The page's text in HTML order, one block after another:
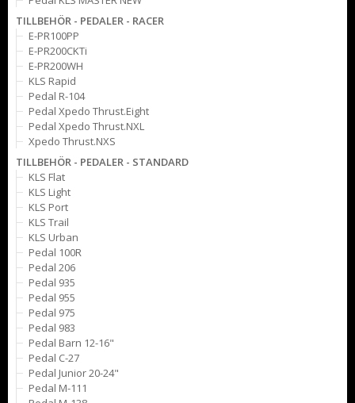
TILLBEHÖR - PEDALER - RACER
E-PR100PP
E-PR200CKTi
E-PR200WH
KLS Rapid
Pedal R-104
Pedal Xpedo Thrust.Eight
Pedal Xpedo Thrust.NXL
Xpedo Thrust.NXS
TILLBEHÖR - PEDALER - STANDARD
KLS Flat
KLS Light
KLS Port
KLS Trail
KLS Urban
Pedal 100R
Pedal 206
Pedal 935
Pedal 955
Pedal 975
Pedal 983
Pedal Barn 12-16"
Pedal C-27
Pedal Junior 20-24"
Pedal M-111